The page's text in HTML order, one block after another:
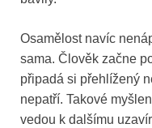
Osamělost navíc
sama. Člověk začne
připadá si přehlížený
nepatří. Takové
vedou k dalšímu